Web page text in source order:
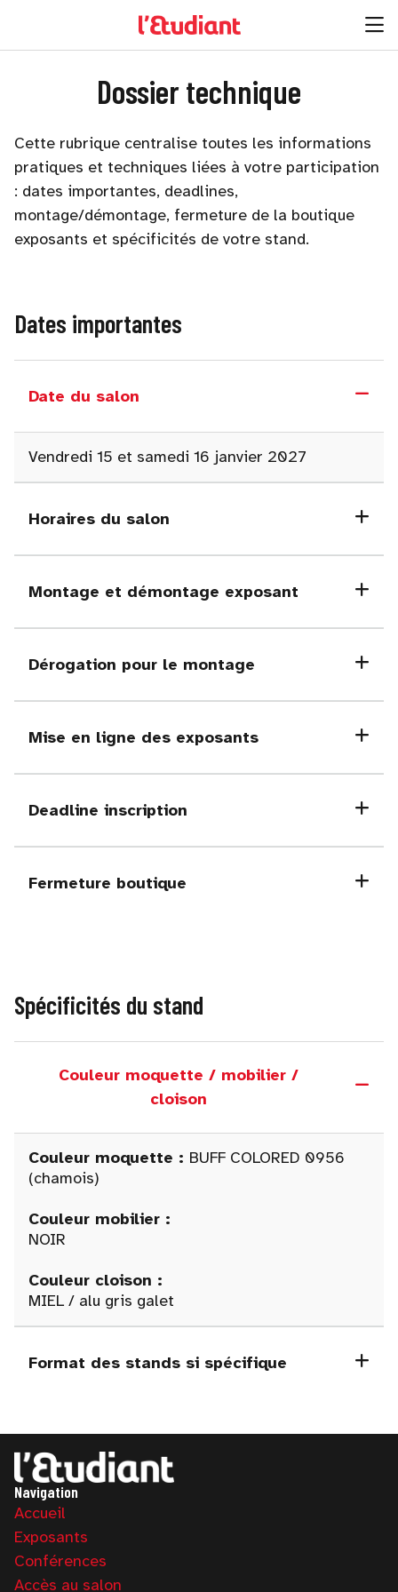
Dossier technique
Cette rubrique centralise toutes les informations
pratiques et techniques liées à votre participation
: dates importantes, deadlines,
montage/démontage, fermeture de la boutique
exposants et spécificités de votre stand.
Dates importantes
Date du salon
Vendredi 15 et samedi 16 janvier 2027
Horaires du salon
Montage et démontage exposant
Dérogation pour le montage
Mise en ligne des exposants
Deadline inscription
Fermeture boutique
Spécificités du stand
Couleur moquette / mobilier /
cloison
Couleur moquette : BUFF COLORED 0956
(chamois)
Couleur mobilier :
NOIR
Couleur cloison :
MIEL / alu gris galet
Format des stands si spécifique
Navigation
Accueil
Exposants
Conférences
Accès au salon